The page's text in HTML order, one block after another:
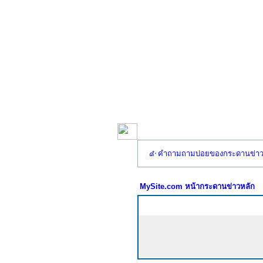
คำถามถามบ่อยของกระดานข่าว
MySite.com หน้ากระดานข่าวหลัก